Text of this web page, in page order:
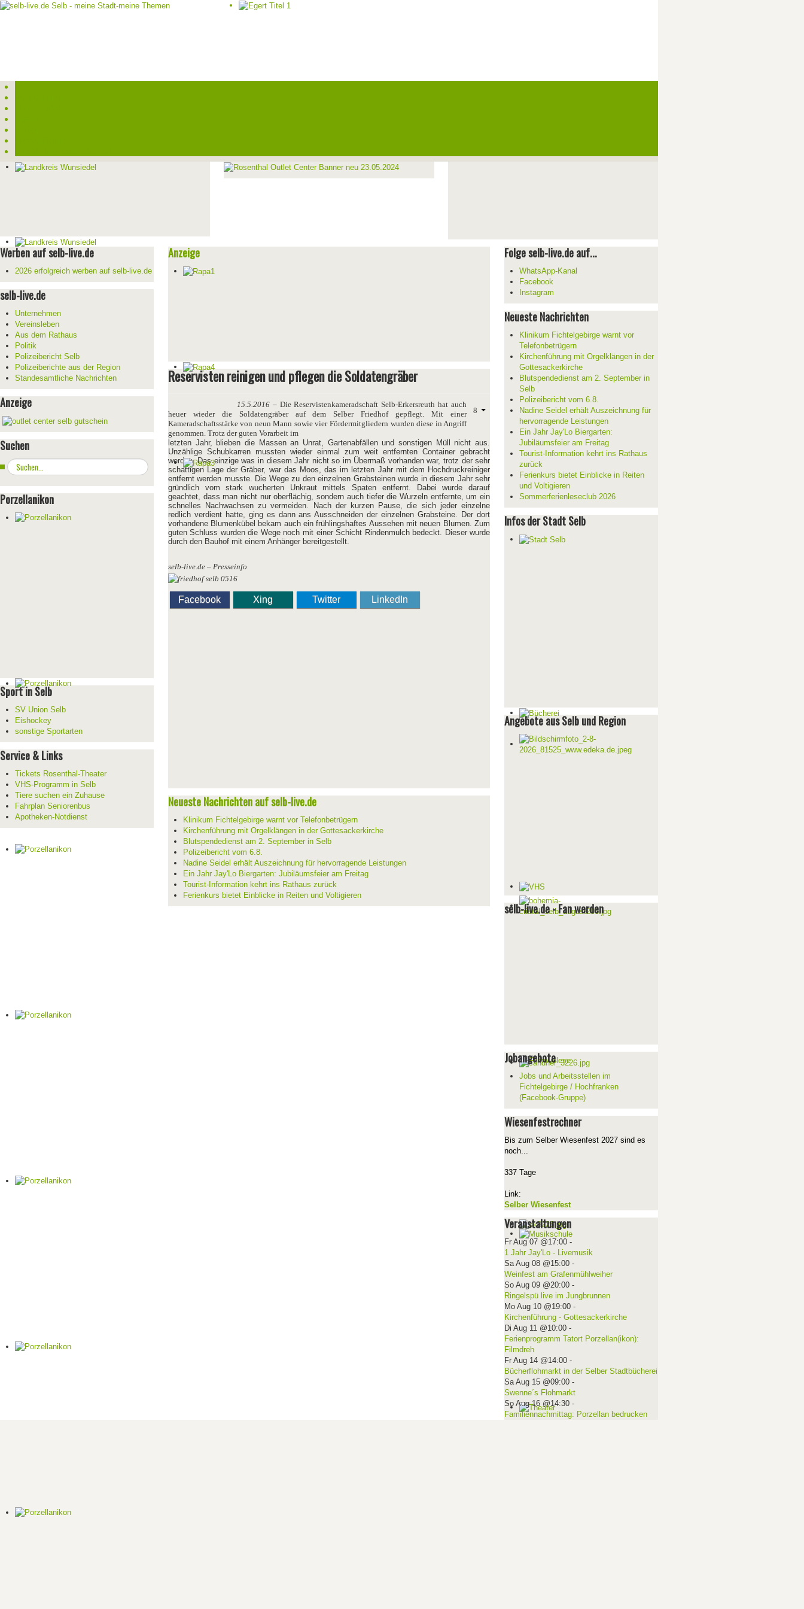
Werben auf selb-live.de
2026 erfolgreich werben auf selb-live.de
selb-live.de
Unternehmen
Vereinsleben
Aus dem Rathaus
Politik
Polizeibericht Selb
Polizeiberichte aus der Region
Standesamtliche Nachrichten
Anzeige
Suchen
Suchen
...
Porzellanikon
Sport in Selb
SV Union Selb
Eishockey
sonstige Sportarten
Service & Links
Tickets Rosenthal-Theater
VHS-Programm in Selb
Tiere suchen ein Zuhause
Fahrplan Seniorenbus
Apotheken-Notdienst
Anzeige
Reservisten reinigen und pflegen die Soldatengräber
15.5.2016– Die Reservistenkameradschaft Selb-Erkersreuth hat auch
heuer wieder die Soldatengräber auf dem Selber Friedhof gepflegt. Mit einer
Kameradschaftsstärke von neun Mann sowie vier Fördermitgliedern wurden diese in Angriff
genommen. Trotz der guten Vorarbeit im
letzten Jahr, blieben die Massen an Unrat, Gartenabfällen und sonstigen Müll nicht aus.
Unzählige Schubkarren mussten wieder einmal zum weit entfernten Container gebracht
werden. Das einzige was in diesem Jahr nicht so im Übermaß vorhanden war, trotz der sehr
schattigen Lage der Gräber, war das Moos, das im letzten Jahr mit dem Hochdruckreiniger
entfernt werden musste. Die Wege zu den einzelnen Grabsteinen wurde in diesem Jahr sehr
gründlich vom stark wucherten Unkraut mittels Spaten entfernt. Dabei wurde darauf
geachtet, dass man nicht nur oberflächig, sondern auch tiefer die Wurzeln entfernte, um ein
schnelles Nachwachsen zu vermeiden. Nach der kurzen Pause, die sich jeder einzelne
redlich verdient hatte, ging es dann ans Ausschneiden der einzelnen Grabsteine. Der dort
vorhandene Blumenkübel bekam auch ein frühlingshaftes Aussehen mit neuen Blumen. Zum
guten Schluss wurden die Wege noch mit einer Schicht Rindenmulch bedeckt. Dieser wurde
durch den Bauhof mit einem Anhänger bereitgestellt.
selb-live.de – Presseinfo
Facebook Xing Twitter LinkedIn
Neueste Nachrichten auf selb-live.de
Klinikum Fichtelgebirge warnt vor Telefonbetrügern
Kirchenführung mit Orgelklängen in der Gottesackerkirche
Blutspendedienst am 2. September in Selb
Polizeibericht vom 6.8.
Nadine Seidel erhält Auszeichnung für hervorragende Leistungen
Ein Jahr Jay'Lo Biergarten: Jubiläumsfeier am Freitag
Tourist-Information kehrt ins Rathaus zurück
Ferienkurs bietet Einblicke in Reiten und Voltigieren
Folge selb-live.de auf...
WhatsApp-Kanal
Facebook
Instagram
Neueste Nachrichten
Klinikum Fichtelgebirge warnt vor
Telefonbetrügern
Kirchenführung mit Orgelklängen in der
Gottesackerkirche
Blutspendedienst am 2. September in
Selb
Polizeibericht vom 6.8.
Nadine Seidel erhält Auszeichnung für
hervorragende Leistungen
Ein Jahr Jay'Lo Biergarten:
Jubiläumsfeier am Freitag
Tourist-Information kehrt ins Rathaus
zurück
Ferienkurs bietet Einblicke in Reiten
und Voltigieren
Sommerferienleseclub 2026
Infos der Stadt Selb
Angebote aus Selb und Region
selb-live.de - Fan werden
Jobangebote
Jobs und Arbeitsstellen im
Fichtelgebirge / Hochfranken
(Facebook-Gruppe)
Wiesenfestrechner
Bis zum Selber Wiesenfest 2027 sind es
noch...
337 Tage
Link:
Selber Wiesenfest
Veranstaltungen
Fr Aug 07 @17:00-
1 Jahr Jay'Lo - Livemusik
Sa Aug 08 @15:00-
Weinfest am Grafenmühlweiher
So Aug 09 @20:00-
Ringelspü live im Jungbrunnen
Mo Aug 10 @19:00-
Kirchenführung - Gottesackerkirche
Di Aug 11 @10:00-
Ferienprogramm Tatort Porzellan(ikon):
Filmdreh
Fr Aug 14 @14:00-
Bücherflohmarkt in der Selber Stadtbücherei
Sa Aug 15 @09:00-
Swenne´s Flohmarkt
So Aug 16 @14:30-
Familiennachmittag: Porzellan bedrucken